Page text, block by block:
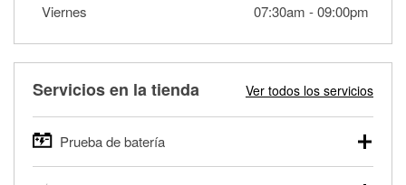
Viernes
07:30am -09:00pm
Servicios en la tienda Ver todos los servicios
Prueba de batería